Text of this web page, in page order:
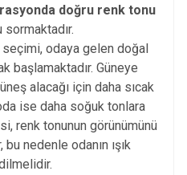
doğru renk tonu
sormaktadır.
seçimi, odaya gelen doğal
başlamaktadır. Güneye
alacağı için daha sıcak
ise daha soğuk tonlara
renk tonunun görünümünü
nedenle odanın ışık